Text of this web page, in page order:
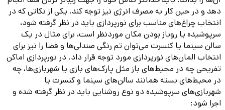
دهد و در حین کار به مصرف انرژی نیز توجه کند. یکی از نکاتی که در
انتخاب چراغ‌های مناسب برای نورپردازی باید در نظر گرفته شود،
سرپوشیده یا روباز بودن مکان موردنظر است، برای مثال در یک
سالن سینما یا کنسرت می‌توان تم رنگی صندلی‌ها و فضا را نیز برای
انتخاب المان‌های نورپردازی مورد توجه قرار داد. در نورپردازی اماکن
تفریحی چه در محیط‌های باز مثل پارک‌های بازی یا شهربازی‌ها، چه
در محیط‌های بسته همانند سالن‌های سینما و کنسرت یا
شهربازی‌های سرپوشیده دو نوع روشنایی باید در نظر گرفته شده و
اجرا شود: